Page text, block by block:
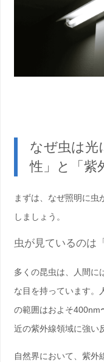
なぜ虫は光
性」と「紫
まずは、なぜ照明に虫
しましょう。
虫が見ているのは
多くの昆虫は、人間に
な目を持っています。
の範囲はおよそ400nm
近の紫外線領域に強い
自然界において、紫外